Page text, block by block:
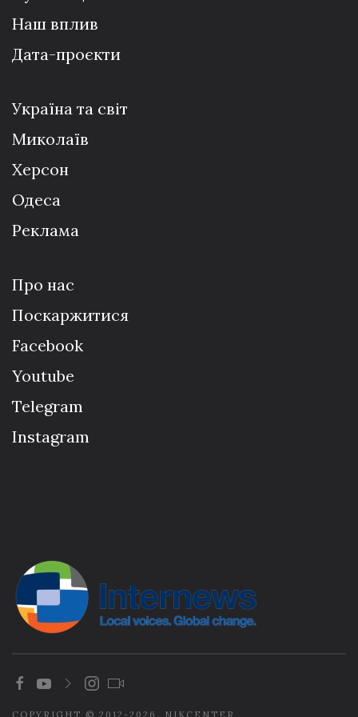
Наш вплив
Дата-проєкти
Україна та світ
Миколаїв
Херсон
Одеса
Реклама
Про нас
Поскаржитися
Facebook
Youtube
Telegram
Instagram